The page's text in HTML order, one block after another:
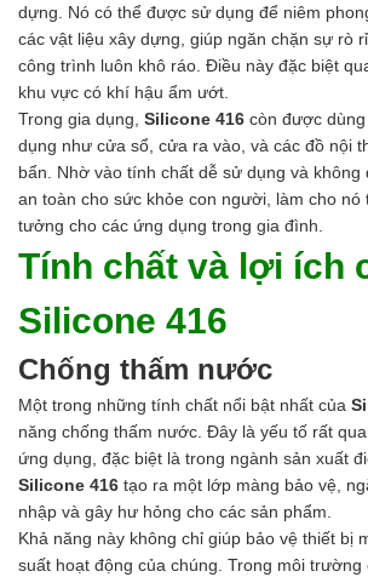
dựng. Nó có thể được sử dụng để niêm
các vật liệu xây dựng, giúp ngăn chặn sự rò
công trình luôn khô ráo. Điều này đặc biệt
khu vực có khí hậu ẩm ướt.
Trong gia dụng, Silicone 416 còn được
dụng như cửa sổ, cửa ra vào, và các đồ nội
bẩn. Nhờ vào tính chất dễ sử dụng và không
an toàn cho sức khỏe con người, làm cho
tưởng cho các ứng dụng trong gia đình.
Tính chất và lợi ích
Silicone 416
Chống thấm nước
Một trong những tính chất nổi bật nhất của
năng chống thấm nước. Đây là yếu tố rất
ứng dụng, đặc biệt là trong ngành sản xuất
Silicone 416 tạo ra một lớp màng bảo vệ,
nhập và gây hư hỏng cho các sản phẩm.
Khả năng này không chỉ giúp bảo vệ thiết bị
suất hoạt động của chúng. Trong môi trường